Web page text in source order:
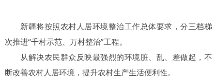
新疆将按照农村人居环境整治工作总体要求，分三档梯
次推进“千村示范、万村整治”工程。
从解决农民群众反映最强烈的环境脏、乱、差做起，不
断改善农村人居环境，提升农村生产生活便利性。